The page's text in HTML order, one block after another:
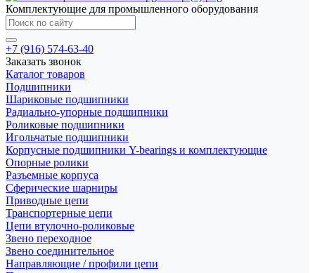
Комплектующие для промышленного оборудования
+7 (916) 574-63-40
Заказать звонок
Каталог товаров
Подшипники
Шариковые подшипники
Радиально-упорные подшипники
Роликовые подшипники
Игольчатые подшипники
Корпусные подшипники Y-bearings и комплектующие
Опорные ролики
Разъемные корпуса
Сферические шарниры
Приводные цепи
Транспортерные цепи
Цепи втулочно-роликовые
Звено переходное
Звено соединительное
Направляющие / профили цепи